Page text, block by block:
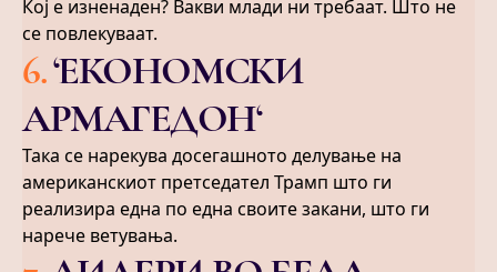
Кој е изненаден? Вакви млади ни требаат. Што не
се повлекуваат.
6.‘ЕКОНОМСКИ
АРМАГЕДОН‘
Така се нарекува досегашното делување на
американскиот претседател Трамп што ги
реализира една по една своите закани, што ги
нарече ветувања.